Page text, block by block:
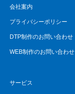
会社案内
プライバシーポリシー
DTP制作のお問い合わせ
WEB制作のお問い合わせ
サービス